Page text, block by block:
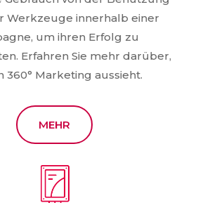
Werkzeuge innerhalb einer
um ihren Erfolg zu
Erfahren Sie mehr darüber,
360° Marketing aussieht.
MEHR